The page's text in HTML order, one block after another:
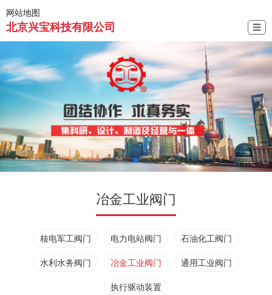
网站地图
北京兴宝科技有限公司 ☰
冶金工业阀门
核电军工阀门 电力电站阀门 石油化工阀门
水利水务阀门 冶金工业阀门 通用工业阀门
执行驱动装置